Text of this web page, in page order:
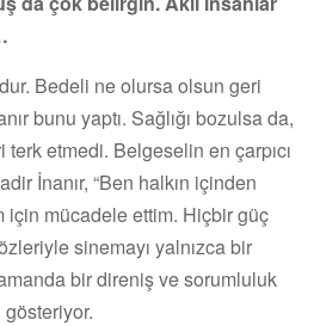
Bedeli ne olursa olsun geri
bunu yaptı. Sağlığı bozulsa da,
etmedi. Belgeselin en çarpıcı
İnanır, “Ben halkın içinden
için mücadele ettim. Hiçbir güç
sinemayı yalnızca bir
bir direniş ve sorumluluk